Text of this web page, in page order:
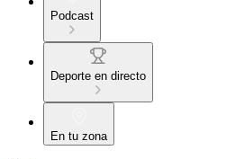
Podcast
Deporte en directo
En tu zona